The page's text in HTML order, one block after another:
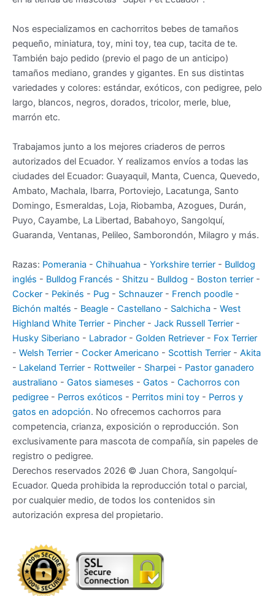
Nos especializamos en cachorritos bebes de tamaños
pequeño, miniatura, toy, mini toy, tea cup, tacita de te.
También bajo pedido (previo el pago de un anticipo)
tamaños mediano, grandes y gigantes. En sus distintas
variedades y colores: estándar, exóticos, con pedigree, pelo
largo, blancos, negros, dorados, tricolor, merle, blue,
marrón etc.
Trabajamos junto a los mejores criaderos de perros
autorizados del Ecuador. Y realizamos envíos a todas las
ciudades del Ecuador: Guayaquil, Manta, Cuenca, Quevedo,
Ambato, Machala, Ibarra, Portoviejo, Lacatunga, Santo
Domingo, Esmeraldas, Loja, Riobamba, Azogues, Durán,
Puyo, Cayambe, La Libertad, Babahoyo, Sangolquí,
Guaranda, Ventanas, Pelileo, Samborondón, Milagro y más.
Razas: Pomerania - Chihuahua - Yorkshire terrier - Bulldog
inglés - Bulldog Francés - Shitzu - Bulldog - Boston terrier -
Cocker - Pekinés - Pug - Schnauzer - French poodle -
Bichón maltés - Beagle - Castellano - Salchicha - West
Highland White Terrier - Pincher - Jack Russell Terrier -
Husky Siberiano - Labrador - Golden Retriever - Fox Terrier
- Welsh Terrier - Cocker Americano - Scottish Terrier - Akita
- Lakeland Terrier - Rottweiler - Sharpei - Pastor ganadero
australiano - Gatos siameses - Gatos - Cachorros con
pedigree - Perros exóticos - Perritos mini toy - Perros y
gatos en adopción. No ofrecemos cachorros para
competencia, crianza, exposición o reproducción. Son
exclusivamente para mascota de compañía, sin papeles de
registro o pedigree.
Derechos reservados 2026 © Juan Chora, Sangolquí-
Ecuador. Queda prohibida la reproducción total o parcial,
por cualquier medio, de todos los contenidos sin
autorización expresa del propietario.